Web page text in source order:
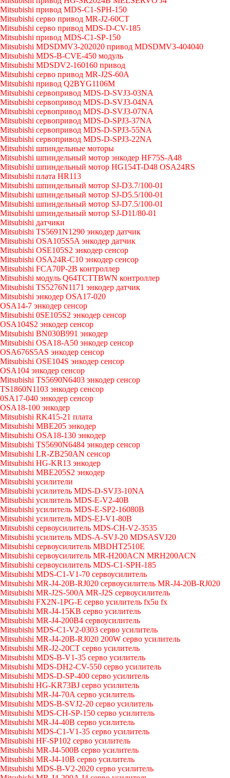
Mitsubishi привод MDS-C1-SPH-150
Mitsubishi серво привод MR-J2-60CT
Mitsubishi серво привод MDS-D-CV-185
Mitsubishi привод MDS-C1-SP-150
Mitsubishi MDSDMV3-202020 привод MDSDMV3-404040
Mitsubishi MDS-B-CVE-450 модуль
Mitsubishi MDSDV2-160160 привод
Mitsubishi серво привод MR-J2S-60A
Mitsubishi привод Q2BYG1106M
Mitsubishi сервопривод MDS-D-SVJ3-03NA
Mitsubishi сервопривод MDS-D-SVJ3-04NA
Mitsubishi сервопривод MDS-D-SVJ3-07NA
Mitsubishi сервопривод MDS-D-SPJ3-37NA
Mitsubishi сервопривод MDS-D-SPJ3-55NA
Mitsubishi сервопривод MDS-D-SPJ3-22NA
Mitsubishi шпиндельные моторы
Mitsubishi шпиндельный мотор энкодер HF75S-A48
Mitsubishi шпиндельный мотор HG154T-D48 OSA24RS
Mitsubishi плата HR113
Mitsubishi шпиндельный мотор SJ-D3.7/100-01
Mitsubishi шпиндельный мотор SJ-D5.5/100-01
Mitsubishi шпиндельный мотор SJ-D7.5/100-01
Mitsubishi шпиндельный мотор SJ-D11/80-01
Mitsubishi датчики
Mitsubishi TS5691N1290 энкодер датчик
Mitsubishi OSA105S5A энкодер датчик
Mitsubishi OSE105S2 энкодер сенсор
Mitsubishi OSA24R-C10 энкодер сенсор
Mitsubishi FCA70P-2B контроллер
Mitsubishi модуль Q64TCTTBWN контроллер
Mitsubishi TS5276N1171 энкодер датчик
Mitsubishi энкодер OSA17-020
OSA14-7 энкодер сенсор
Mitsubishi 0SE105S2 энкодер сенсор
OSA104S2 энкодер сенсор
Mitsubishi BN030B991 энкодер
Mitsubishi OSA18-A50 энкодер сенсор
OSA676S5AS энкодер сенсор
Mitsubishi OSE104S энкодер сенсор
OSA104 энкодер сенсор
Mitsubishi TS5690N6403 энкодер сенсор
TS1860N1103 энкодер сенсор
0SA17-040 энкодер сенсор
OSA18-100 энкодер
Mitsubishi RK415-21 плата
Mitsubishi MBE205 энкодер
Mitsubishi OSA18-130 энкодер
Mitsubishi TS5690N6484 энкодер сенсор
Mitsubishi LR-ZB250AN сенсор
Mitsubishi HG-KR13 энкодер
Mitsubishi MBE205S2 энкодер
Mitsubishi усилители
Mitsubishi усилитель MDS-D-SVJ3-10NA
Mitsubishi усилитель MDS-E-V2-40B
Mitsubishi усилитель MDS-E-SP2-16080B
Mitsubishi усилитель MDS-EJ-V1-80B
Mitsubishi сервоусилитель MDS-CH-V2-3535
Mitsubishi усилитель MDS-A-SVJ-20 MDSASVJ20
Mitsubishi сервоусилитель MBDHT2510E
Mitsubishi сервоусилитель MR-H200ACN MRH200ACN
Mitsubishi сервоусилитель MDS-C1-SPH-185
Mitsubishi MDS-C1-V1-70 сервоусилитель
Mitsubishi MR-J4-20B-RJ020 сервоусилитель MR-J4-20B-RJ020
Mitsubishi MR-J2S-500A MR-J2S сервоусилитель
Mitsubishi FX2N-1PG-E серво усилитель fx5u fx
Mitsubishi MR-J4-15KB серво усилитель
Mitsubishi MR-J4-200B4 сервоусилитель
Mitsubishi MDS-C1-V2-0303 серво усилитель
Mitsubishi MR-J4-20B-RJ020 200W серво усилитель
Mitsubishi MR-J2-20CT серво усилитель
Mitsubishi MDS-B-V1-35 серво усилитель
Mitsubishi MDS-DH2-CV-550 серво усилитель
Mitsubishi MDS-D-SP-400 серво усилитель
Mitsubishi HG-KR73BJ серво усилитель
Mitsubishi MR-J4-70A серво усилитель
Mitsubishi MDS-B-SVJ2-20 серво усилитель
Mitsubishi MDS-CH-SP-150 серво усилитель
Mitsubishi MR-J4-40B серво усилитель
Mitsubishi MDS-C1-V1-35 серво усилитель
Mitsubishi HF-SP102 серво усилитель
Mitsubishi MR-J4-500B серво усилитель
Mitsubishi MR-J4-10B серво усилитель
Mitsubishi MDS-B-V2-2020 серво усилитель